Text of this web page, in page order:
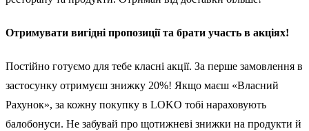
Отримувати вигідні пропозиції та брати участь в акціях!
Постійно готуємо для тебе класні акції. За перше замовлення в
застосунку отримуєш знижку 20%! Якщо маєш «Власний
Рахунок», за кожну покупку в LOKO тобі нараховують
балобонуси. Не забувай про щотижневі знижки на продукти й